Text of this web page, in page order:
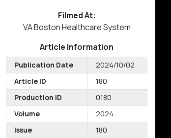
Filmed At:
VA Boston Healthcare System
Article Information
Publication Date
2024/10/02
Article ID
180
Production ID
0180
Volume
2024
Issue
180